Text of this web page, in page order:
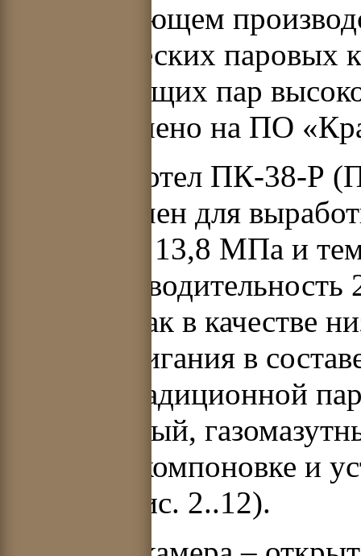
В последующем
энергетических
генерирующих пар
сосредоточено на ПО
Паровой котел ПК-38-Р
предназначен для
давлением 13,8 МПа и
работать как в качестве
схеме дожигания в
составе традиционной
прямоточный,
образной компоновке и
каркасе (рис. 2..12).